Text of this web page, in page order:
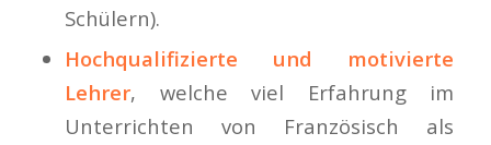
Schülern).
Hochqualifizierte und motivierte
Lehrer, welche viel Erfahrung im
Unterrichten von Französisch als